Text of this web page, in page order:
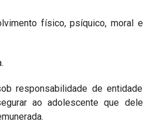
físico, psíquico, moral e
responsabilidade de entidade
ao adolescente que dele